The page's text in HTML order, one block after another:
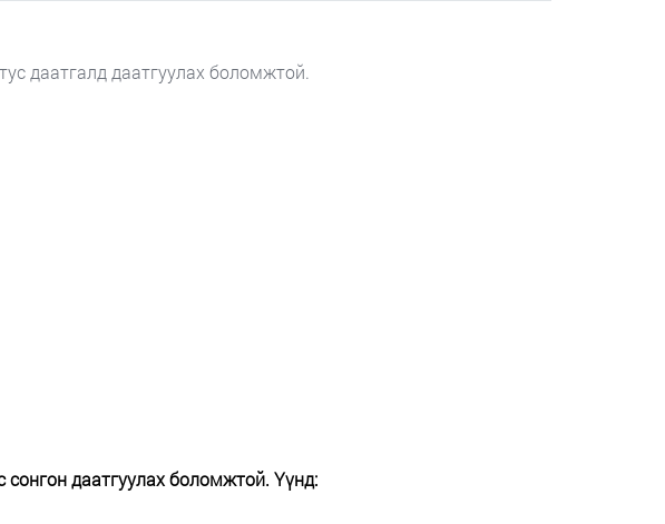
даатгалд даатгуулах боломжтой.
даатгуулах боломжтой. Үүнд: